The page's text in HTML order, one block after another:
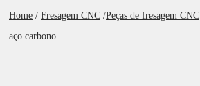
Home / Fresagem CNC /Peças de fresagem CNC
aço carbono